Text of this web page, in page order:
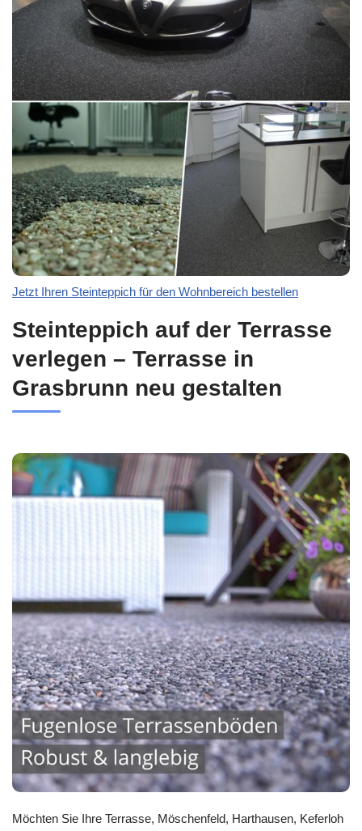
Jetzt Ihren Steinteppich für den Wohnbereich bestellen
Steinteppich auf der Terrasse
verlegen – Terrasse in
Grasbrunn neu gestalten
Möchten Sie Ihre Terrasse, Möschenfeld, Harthausen, Keferloh